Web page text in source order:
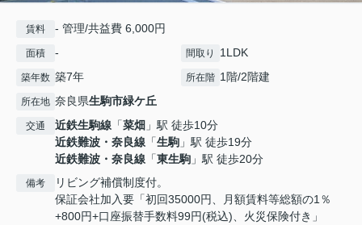
賃料 - 管理/共益費 6,000円
面積 - 間取り 1LDK
築年数 築7年 所在階 1階/2階建
所在地 奈良県生駒市緑ケ丘
交通 近鉄生駒線 「菜畑 」駅 徒歩10分
近鉄難波・奈良線 「生駒 」駅 徒歩19分
近鉄難波・奈良線 「東生駒 」駅 徒歩20分
備考
リビング補償制度付。
保証会社加入要「初回35000円、月額賃料等総額の1％
+800円+口座振替手数料99円(税込)、火災保険付き」